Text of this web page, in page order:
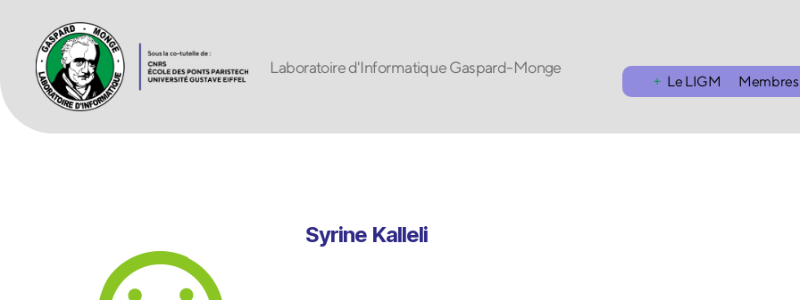
d'Informatique
Laboratoire d'Informatique Gaspard-Monge
Le LIGM Membres
Syrine Kalleli